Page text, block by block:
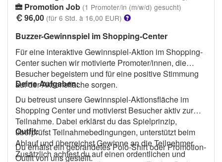
Promotion Job (1 Promoter/in (m/w/d) gesucht)
96,00 (für 6 Std. à 16,00 EUR)
Buzzer-Gewinnspiel im Shopping-Center
Für eine interaktive Gewinnspiel-Aktion im Shopping-
Center suchen wir motivierte Promoter/innen, die
Besucher begeistern und für eine positive Stimmung
auf der Aktionsfläche sorgen.
Deine Aufgaben:
Du betreust unsere Gewinnspiel-Aktionsfläche im
Shopping Center und motivierst Besucher aktiv zur
Teilnahme. Dabei erklärst du das Spielprinzip,
überprüfst Teilnahmebedingungen, unterstützt beim
Ablauf und überreichst Gewinne an die Teilnehmer.
Zusätzlich achtest du auf einen ordentlichen und
Outfit:
Du erhälst ein gebrandetes Polo-Shirt oder Promotion-
Outfit von uns gestellt.